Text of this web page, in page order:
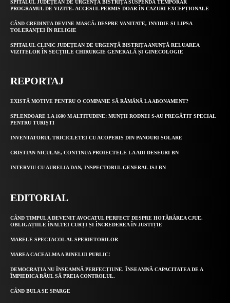
SPITALUL JUDEȚEAN DE URGENȚĂ BISTRIȚA SUSPENDĂ TEMPORAR
PROGRAMUL DE VIZITE. ACCESUL PERMIS DOAR ÎN CAZURI EXCEPȚIONALE
CÂND CREDINȚA DEVINE MASCĂ: DESPRE VANITATE, INVIDIE ȘI LIPSA
TOLERANȚEI ÎN RELIGIE
SPITALUL CLINIC JUDEȚEAN DE URGENȚĂ BISTRIȚA ANUNȚĂ RELUAREA
VIZITELOR ÎN SECȚIILE CHIRURGIE GENERALĂ ȘI GINECOLOGIE
REPORTAJ
EXISTĂ MOTIVE PENTRU O COMPANIE SĂ RĂMÂNĂ LA ABONAMENT?
SPLENDOARE LA 1600 M ALTITUDINE: MUNȚII RODNEI S-AU PREGĂTIT SPECIAL
PENTRU TURIȘTI
INVENTATORUL TRICICLETEI CU ACOPERIS DIN PANOURI SOLARE
CRISTIAN NICULAE, CONTINUA PROIECTELE LA ADI DESEURI BN
INTERVIU CU AURELIA DAN, INSPECTORUL GENERAL ISJ BN
EDITORIAL
CÂND TIMPUL A DEVENIT AVOCATUL PERFECT DESPRE HOTĂRÂREA CJUE,
OBLIGAȚIILE ÎNALTEI CURȚI ȘI ÎNCREDEREA ÎN JUSTIȚIE
MARELE SPECTACOL AL SPERIETORILOR
MAREA CACEALMA A BINELUI PUBLIC!
DEMOCRAȚIA NU ÎNSEAMNĂ PERFECȚIUNE. ÎNSEAMNĂ CAPACITATEA DE A
ÎMPIEDICA RĂUL SĂ PREIA CONTROLUL.
CÂND BULA SE SPARGE